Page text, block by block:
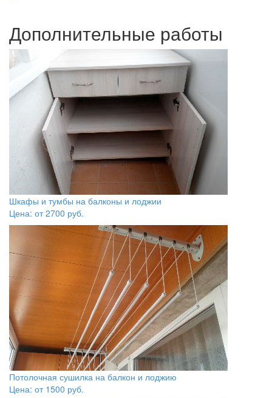
Дополнительные работы
Шкафы и тумбы на балконы и лоджии
Цена: от2700 руб.
Потолочная сушилка на балкон и лоджию
Цена: от 1500 руб.